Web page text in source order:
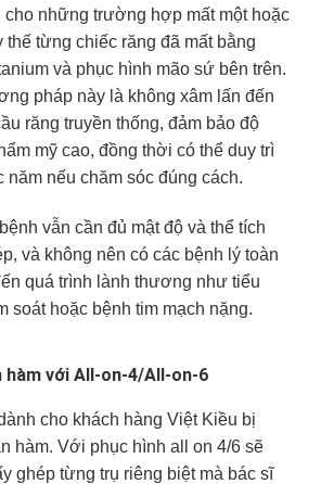
cho những trường hợp mất một hoặc
thế từng chiếc răng đã mất bằng
và phục hình mão sứ bên trên.
pháp này là không xâm lấn đến
răng truyền thống, đảm bảo độ
mỹ cao, đồng thời có thể duy trì
năm nếu chăm sóc đúng cách.
vẫn cần đủ mật độ và thể tích
và không nên có các bệnh lý toàn
quá trình lành thương như tiểu
soát hoặc bệnh tim mạch nặng.
hàm với All-on-4/All-on-6
cho khách hàng Việt Kiều bị
hàm. Với phục hình all on 4/6 sẽ
ghép từng trụ riêng biệt mà bác sĩ